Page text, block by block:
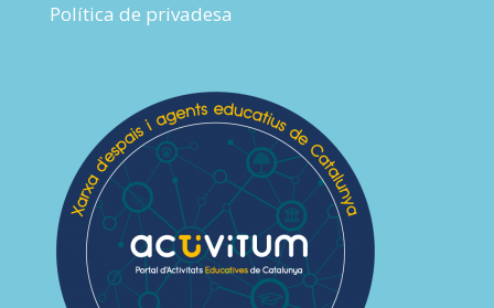
Política de privadesa